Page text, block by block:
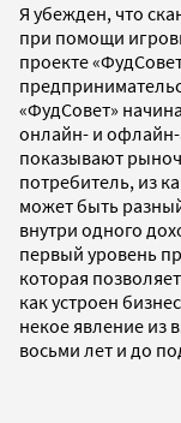
Я убежден, что
при помощи
проекте
«ФудСовет»
онлайн- и
показывают
потребитель, из
может быть
внутри одного
первый уровень
которая
как устроен
некое явление из
восьми лет и до